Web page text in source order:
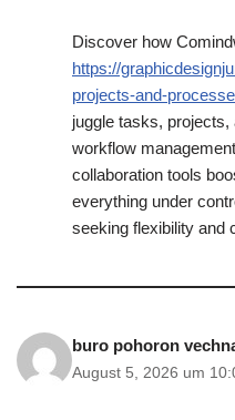
Discover how
https://
projects-and-
juggle tasks,
workflow
collaboration tools
everything under
seeking flexibility and
buro pohoron
August 5, 2026 um